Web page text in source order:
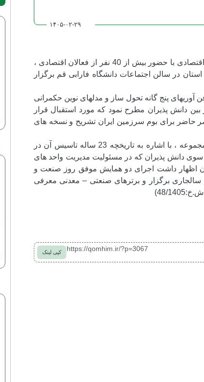
۱۴۰۵-۰۲-۲۹
به گزارش روابط عمومی خانه صمت ،دوره آموزشی تحول دیجیتال برای مدیران واحدهای اقتصادی با حضور بیش از 40 نفر از فعالان اقتصادی ،
در سالن اجتماعات دانشگاه فارابی قم برگزار
پنج گانه تحول ساز و مدلهای نوین حکمرانی
دانش پذیران مطرح نمود که مورد استقبال قرار
حاضر برای بوم سرزمین ایران تشریح و نسخه های
در بخشی از این سمینار آموزشی دبیرکل خانه صمت ضمن تشریح وظایف و عملکرد این مجموعه ، با اشاره به تاریخچه 23 ساله تاسیس آن در
از سوی دانش پذیران که در مسئولیت مدیریت واحد های
اظهار داشت اجرای دو همایش موفق روز صنعت و
برنامه ریزی در نیمه اول سالجاری برگزار و برترهای صنعتی – معدنی معرفی
کپی لینک https://qomhim.ir/?p=3067